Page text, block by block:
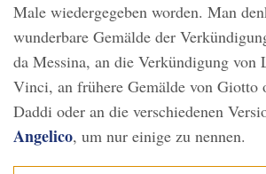
Male wiedergegeben worden. Man
wunderbare Gemälde der
da Messina, an die Verkündigung von
Vinci, an frühere Gemälde von Giotto
Daddi oder an die verschiedenen
Angelico, um nur einige zu nennen.